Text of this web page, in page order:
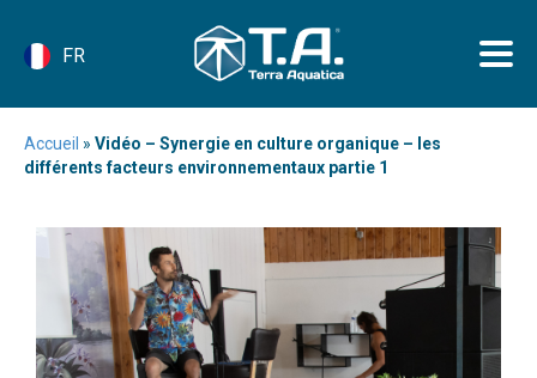
FR
Accueil » Vidéo – Synergie en culture organique – les
différents facteurs environnementaux partie 1